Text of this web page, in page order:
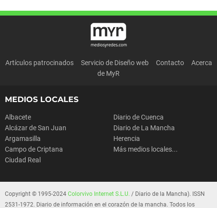
Artículos patrocinados Servicio de Diseño web Contacto
Acerca
de MyR
MEDIOS LOCALES
Albacete
Alcázar de San Juan
Argamasilla
Campo de Criptana
Ciudad Real
Diario de Cuenca
Diario de La Mancha
Herencia
Más medios locales...
Copyright © 1995-2024 Colorvivo Internet S.L.U. / Diario de la Mancha). ISSN
2531-1972. Diario de información en el corazón de la mancha. Todos los